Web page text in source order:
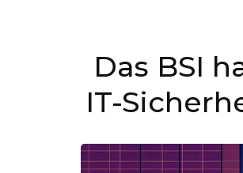
Das BSI
IT-